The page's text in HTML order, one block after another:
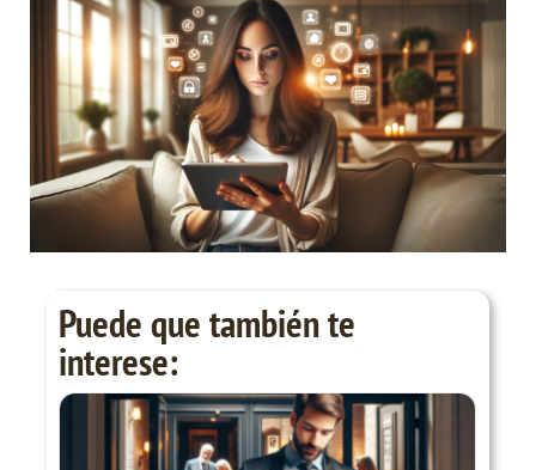
Puede que también te
interese: